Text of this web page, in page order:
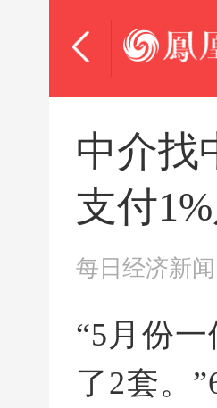
中介找
支付
每日经济新闻
“5月份
了2套。